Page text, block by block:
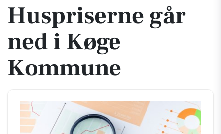
Huspriserne går
ned i Køge
Kommune